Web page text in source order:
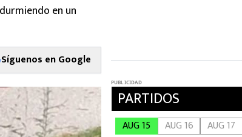
en un
Síguenos en Google